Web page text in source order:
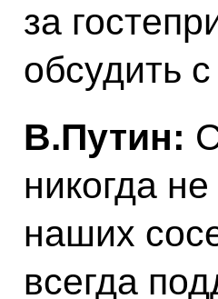
за
обсудить
В.Путин:
никогда
наших
всегда